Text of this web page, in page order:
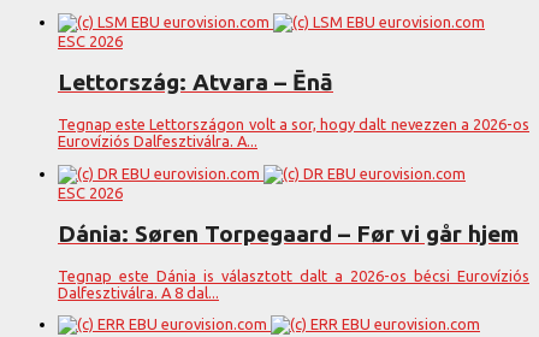
ESC 2026
Lettország: Atvara – Ēnā
Tegnap este Lettországon volt a sor, hogy dalt nevezzen a 2026-os
Eurovíziós Dalfesztiválra. A...
ESC 2026
Dánia: Søren Torpegaard – Før vi går hjem
Tegnap este Dánia is választott dalt a 2026-os bécsi Eurovíziós
Dalfesztiválra. A 8 dal...